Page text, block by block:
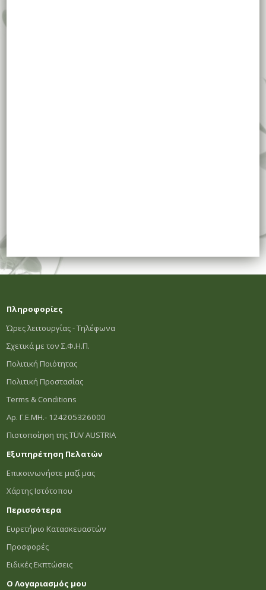
Πληροφορίες
Ώρες λειτουργίας - Τηλέφωνα
Σχετικά με τον Σ.Φ.Η.Π.
Πολιτική Ποιότητας
Πολιτική Προστασίας
Terms & Conditions
Αρ. Γ.Ε.ΜΗ.- 124205326000
Πιστοποίηση της TÜV AUSTRIA
Εξυπηρέτηση Πελατών
Επικοινωνήστε μαζί μας
Χάρτης Ιστότοπου
Περισσότερα
Ευρετήριο Κατασκευαστών
Προσφορές
Ειδικές Εκπτώσεις
Ο Λογαριασμός μου